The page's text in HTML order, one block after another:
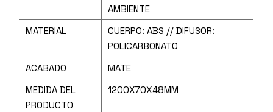
AMBIENTE
MATERIAL
CUERPO: ABS // DIFUSOR:
POLICARBONATO
ACABADO
MATE
MEDIDA DEL
PRODUCTO
1200X70X48MM